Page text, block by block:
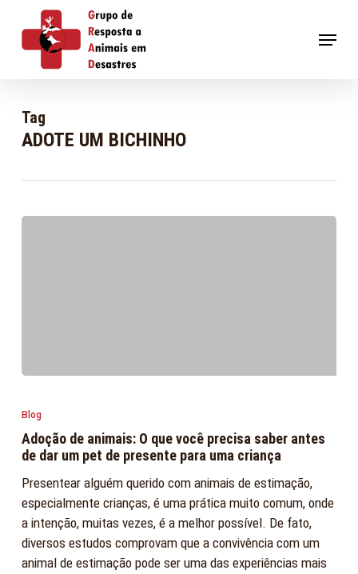
main
Menu
Tag
ADOTE UM BICHINHO
animais:
O
que
você
precisa
saber
antes
de
Blog
Adoção de animais: O que você precisa saber antes
de dar um pet de presente para uma criança
Presentear alguém querido com animais de estimação,
especialmente crianças, é uma prática muito comum, onde
a intenção, muitas vezes, é a melhor possível. De fato,
diversos estudos comprovam que a convivência com um
animal de estimação pode ser uma das experiências mais